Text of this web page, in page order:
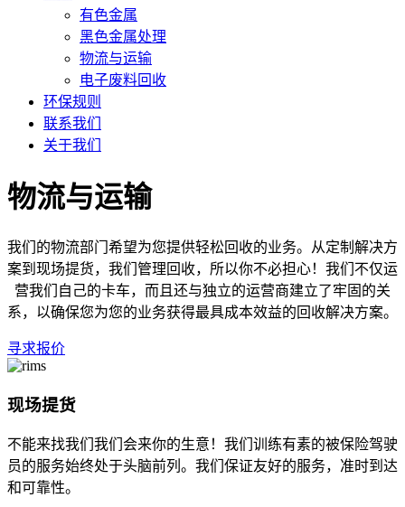
有色金属
黑色金属处理
物流与运输
电子废料回收
环保规则
联系我们
关于我们
物流与运输
我们的物流部门希望为您提供轻松回收的业务。从定制解决方
案到现场提货，我们管理回收，所以你不必担心！我们不仅运
营我们自己的卡车，而且还与独立的运营商建立了牢固的关
系，以确保您为您的业务获得最具成本效益的回收解决方案。
寻求报价
现场提货
不能来找我们我们会来你的生意！我们训练有素的被保险驾驶
员的服务始终处于头脑前列。我们保证友好的服务，准时到达
和可靠性。